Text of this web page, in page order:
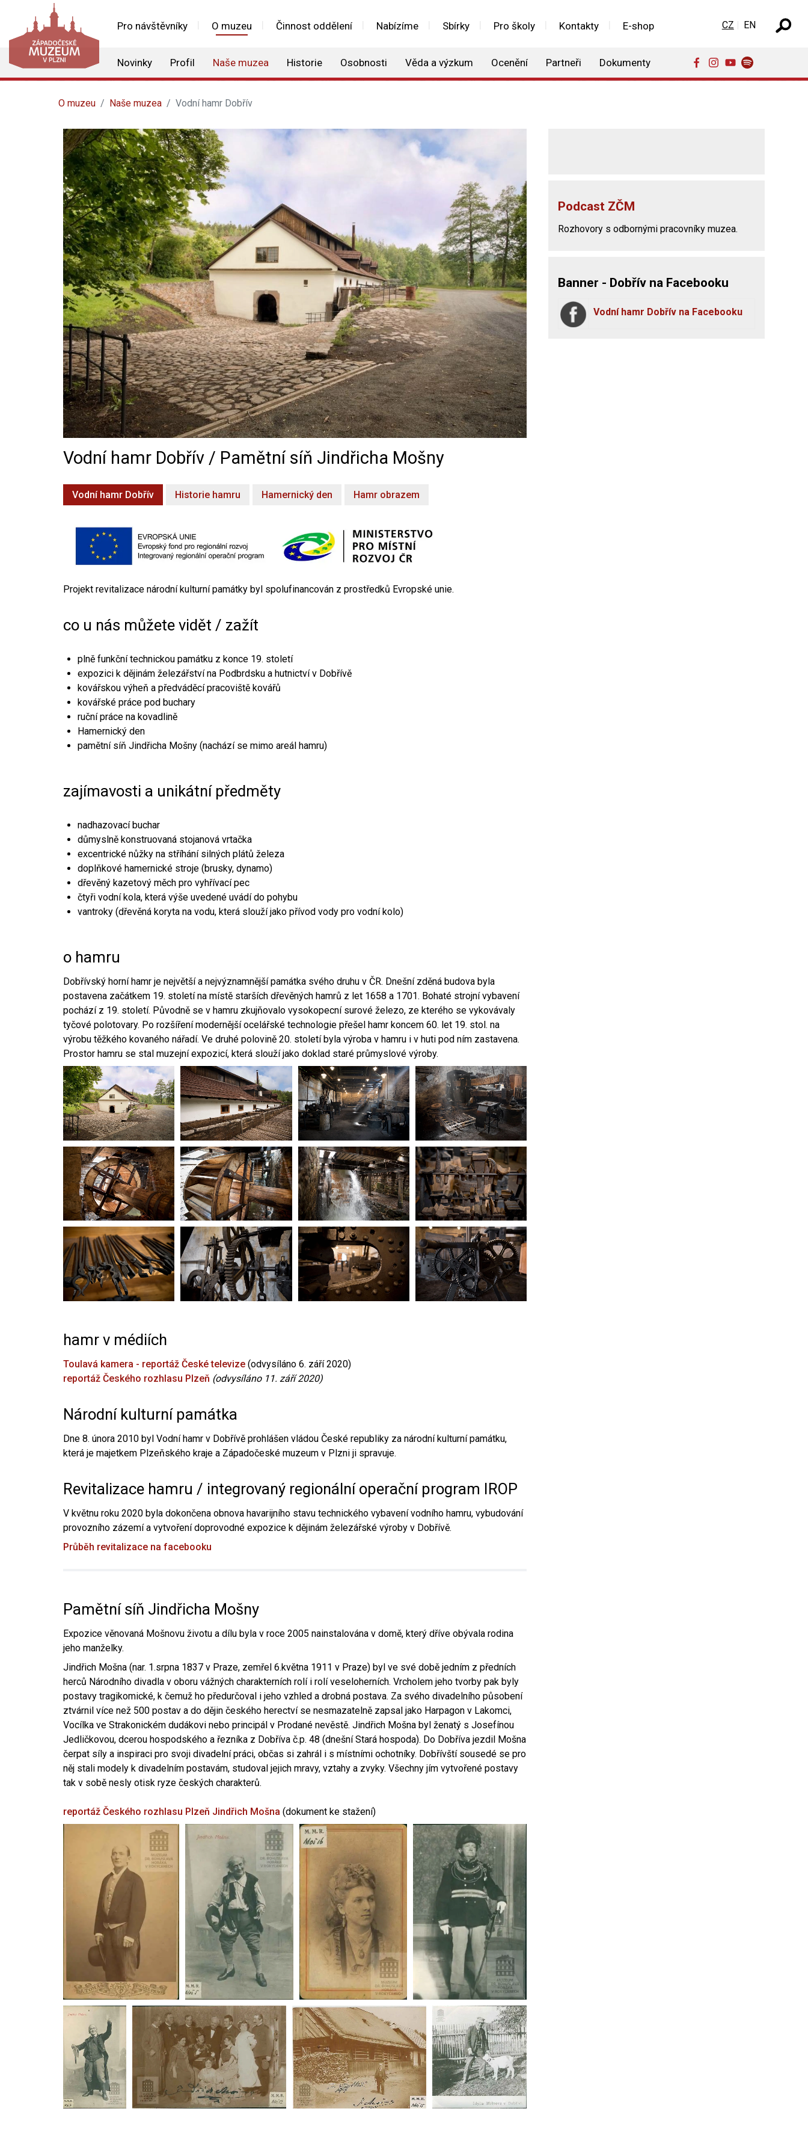
Pro návštěvníky O muzeu Činnost oddělení Nabízíme Sbírky Pro školy Kontakty E-shop
Novinky Profil Naše muzea Historie Osobnosti Věda a výzkum Ocenění Partneři Dokumenty
Zvolte jazyk
CZ EN
O muzeu Naše muzea Vodní hamr Dobřív
Vodní hamr Dobřív / Pamětní síň Jindřicha Mošny
Vodní hamr Dobřív Historie hamru Hamernický den Hamr obrazem
Projekt revitalizace národní kulturní památky byl spolufinancován z prostředků Evropské unie.
co u nás můžete vidět / zažít
plně funkční technickou památku z konce 19. století
expozici k dějinám železářství na Podbrdsku a hutnictví v Dobřívě
kovářskou výheň a předváděcí pracoviště kovářů
kovářské práce pod buchary
ruční práce na kovadlině
Hamernický den
pamětní síň Jindřicha Mošny (nachází se mimo areál hamru)
zajímavosti a unikátní předměty
nadhazovací buchar
důmyslně konstruovaná stojanová vrtačka
excentrické nůžky na stříhání silných plátů železa
doplňkové hamernické stroje (brusky, dynamo)
dřevěný kazetový měch pro vyhřívací pec
čtyři vodní kola, která výše uvedené uvádí do pohybu
vantroky (dřevěná koryta na vodu, která slouží jako přívod vody pro vodní kolo)
o hamru
Dobřívský horní hamr je největší a nejvýznamnější památka svého druhu v ČR. Dnešní zděná budova byla
postavena začátkem 19. století na místě starších dřevěných hamrů z let 1658 a 1701. Bohaté strojní vybavení
pochází z 19. století. Původně se v hamru zkujňovalo vysokopecní surové železo, ze kterého se vykovávaly
tyčové polotovary. Po rozšíření modernější ocelářské technologie přešel hamr koncem 60. let 19. stol. na
výrobu těžkého kovaného nářadí. Ve druhé polovině 20. století byla výroba v hamru i v huti pod ním zastavena.
Prostor hamru se stal muzejní expozicí, která slouží jako doklad staré průmyslové výroby.
hamr v médiích
Toulavá kamera - reportáž České televize (odvysíláno 6. září 2020)
reportáž Českého rozhlasu Plzeň (odvysíláno 11. září 2020)
Národní kulturní památka
Dne 8. února 2010 byl Vodní hamr v Dobřívě prohlášen vládou České republiky za národní kulturní památku,
která je majetkem Plzeňského kraje a Západočeské muzeum v Plzni ji spravuje.
Revitalizace hamru / integrovaný regionální operační program IROP
V květnu roku 2020 byla dokončena obnova havarijního stavu technického vybavení vodního hamru, vybudování
provozního zázemí a vytvoření doprovodné expozice k dějinám železářské výroby v Dobřívě.
Průběh revitalizace na facebooku
Pamětní síň Jindřicha Mošny
Expozice věnovaná Mošnovu životu a dílu byla v roce 2005 nainstalována v domě, který dříve obývala rodina
jeho manželky.
Jindřich Mošna (nar. 1.srpna 1837 v Praze, zemřel 6.května 1911 v Praze) byl ve své době jedním z předních
herců Národního divadla v oboru vážných charakterních rolí i rolí veseloherních. Vrcholem jeho tvorby pak byly
postavy tragikomické, k čemuž ho předurčoval i jeho vzhled a drobná postava. Za svého divadelního působení
ztvárnil více než 500 postav a do dějin českého herectví se nesmazatelně zapsal jako Harpagon v Lakomci,
Vocílka ve Strakonickém dudákovi nebo principál v Prodané nevěstě. Jindřich Mošna byl ženatý s Josefínou
Jedličkovou, dcerou hospodského a řezníka z Dobříva č.p. 48 (dnešní Stará hospoda). Do Dobříva jezdil Mošna
čerpat síly a inspiraci pro svoji divadelní práci, občas si zahrál i s místními ochotníky. Dobřívští sousedé se pro
něj stali modely k divadelním postavám, studoval jejich mravy, vztahy a zvyky. Všechny jím vytvořené postavy
tak v sobě nesly otisk ryze českých charakterů.
reportáž Českého rozhlasu Plzeň Jindřich Mošna (dokument ke stažení)
Podcast ZČM
Rozhovory s odbornými pracovníky muzea.
Banner - Dobřív na Facebooku
Vodní hamr Dobřív na Facebooku